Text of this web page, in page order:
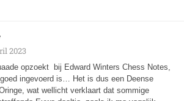
2023
opzoekt bij Edward Winters Chess Notes,
ingevoerd is… Het is dus een Deense
wat wellicht verklaart dat sommige